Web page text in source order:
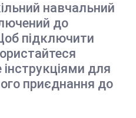
навчальний
до
підключити
для
приєднання до